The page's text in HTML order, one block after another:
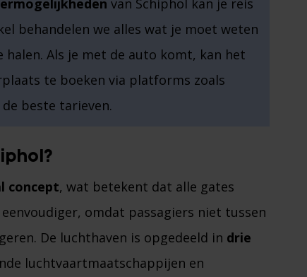
van Schiphol kan je reis
behandelen we alles wat je moet weten
Als je met de auto komt, kan het
te boeken via platforms zoals
beste tarieven.
concept, wat betekent dat alle gates
omdat passagiers niet tussen
De luchthaven is opgedeeld in drie
luchtvaartmaatschappijen en